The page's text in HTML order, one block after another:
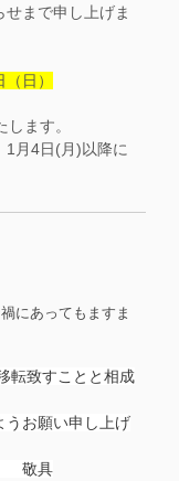
まで申し上げま
日）
ます。
月4日(月)以降に
にあってもますま
転致すことと相成
うお願い申し上げ
敬具